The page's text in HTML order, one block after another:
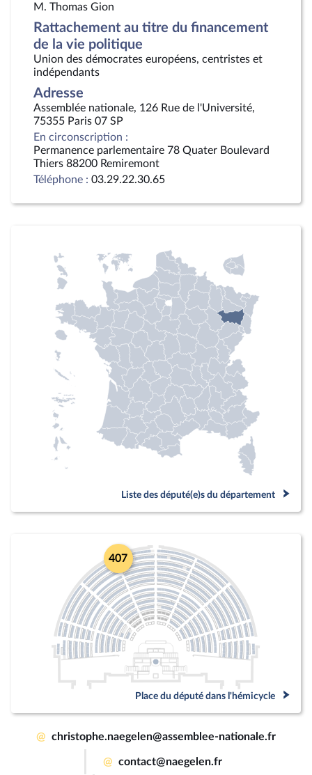
M. Thomas Gion
Rattachement au titre du financement
de la vie politique
Union des démocrates européens, centristes et
indépendants
Adresse
Assemblée nationale, 126 Rue de l'Université,
75355 Paris 07 SP
En circonscription :
Permanence parlementaire 78 Quater Boulevard
Thiers 88200 Remiremont
Téléphone : 03.29.22.30.65
Liste des député(e)s du département
407
Place du député dans l'hémicycle
@ christophe.naegelen@assemblee-nationale.fr
@ contact@naegelen.fr